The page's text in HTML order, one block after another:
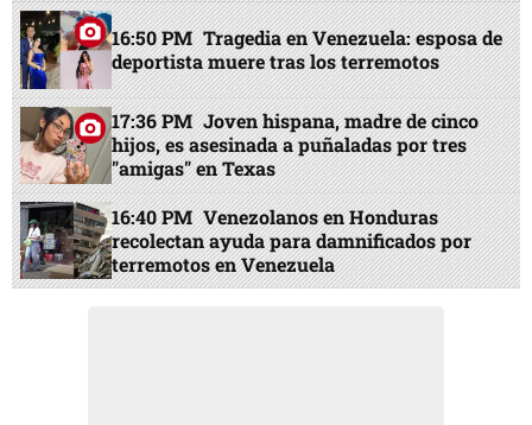
16:50 PM Tragedia en Venezuela: esposa de
deportista muere tras los terremotos
17:36 PM Joven hispana, madre de cinco
hijos, es asesinada a puñaladas por tres
"amigas" en Texas
16:40 PM Venezolanos en Honduras
recolectan ayuda para damnificados por
terremotos en Venezuela